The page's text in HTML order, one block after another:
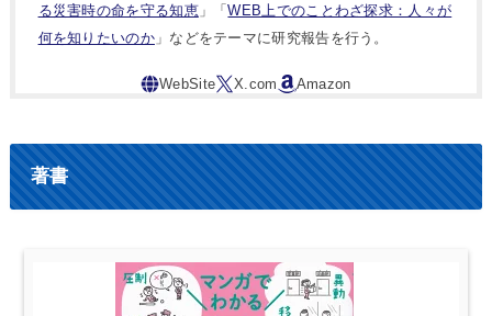
る災害時の命を守る知恵」「WEB上でのことわざ探求：人々が
何を知りたいのか」などをテーマに研究報告を行う。
著書